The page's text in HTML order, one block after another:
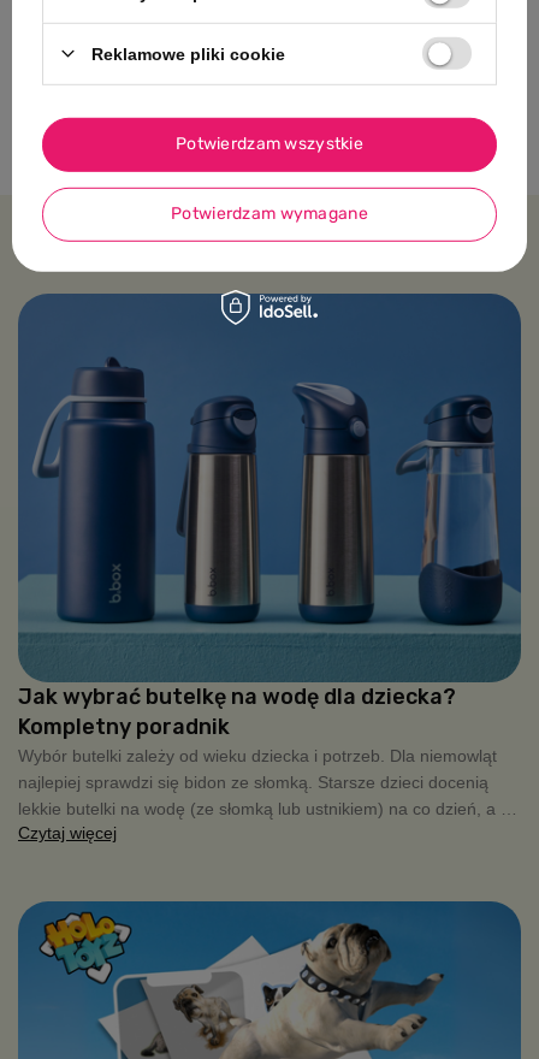
Topbright Roll&Race Zabawka dla
dzieci 2w1 Transporter
179,00 PLN
Platforma wiedzy
Jak wybrać butelkę na wodę dla dziecka?
Kompletny poradnik
Wybór butelki zależy od wieku dziecka i potrzeb. Dla niemowląt
najlepiej sprawdzi się bidon ze słomką. Starsze dzieci docenią
lekkie butelki na wodę (ze słomką lub ustnikiem) na co dzień, a na
wycieczki czy chłodniejsze dni warto wybrać modele termiczne ze
Czytaj więcej
Reklamowe pliki cookie
Potwierdzam wymagane
Potwierdzam wszystkie